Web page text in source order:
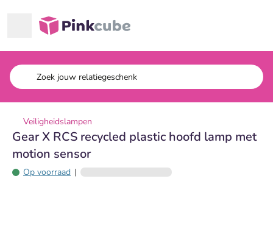
Pinkcube
Veiligheidslampen
Gear X RCS recycled plastic hoofd lamp met
motion sensor
Op voorraad |